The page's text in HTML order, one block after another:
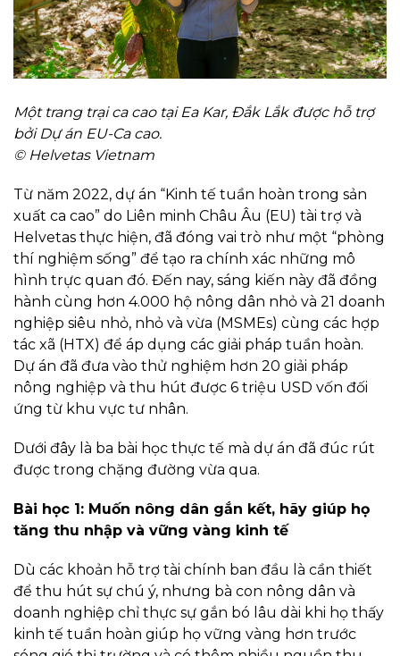
Một trang trại ca cao tại Ea Kar, Đắk Lắk được hỗ trợ
bởi Dự án EU-Ca cao.
© Helvetas Vietnam
Từ năm 2022, dự án “Kinh tế tuần hoàn trong sản
xuất ca cao” do Liên minh Châu Âu (EU) tài trợ và
Helvetas thực hiện, đã đóng vai trò như một “phòng
thí nghiệm sống” để tạo ra chính xác những mô
hình trực quan đó. Đến nay, sáng kiến này đã đồng
hành cùng hơn 4.000 hộ nông dân nhỏ và 21 doanh
nghiệp siêu nhỏ, nhỏ và vừa (MSMEs) cùng các hợp
tác xã (HTX) để áp dụng các giải pháp tuần hoàn.
Dự án đã đưa vào thử nghiệm hơn 20 giải pháp
nông nghiệp và thu hút được 6 triệu USD vốn đối
ứng từ khu vực tư nhân.
Dưới đây là ba bài học thực tế mà dự án đã đúc rút
được trong chặng đường vừa qua.
Bài học 1: Muốn nông dân gắn kết, hãy giúp họ
tăng thu nhập và vững vàng kinh tế
Dù các khoản hỗ trợ tài chính ban đầu là cần thiết
để thu hút sự chú ý, nhưng bà con nông dân và
doanh nghiệp chỉ thực sự gắn bó lâu dài khi họ thấy
kinh tế tuần hoàn giúp họ vững vàng hơn trước